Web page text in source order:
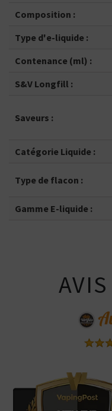
Composition :
Type d'e-liquide :
Contenance (ml) :
S&V Longfill :
Saveurs :
Catégorie Liquide :
Type de flacon :
Gamme E-liquide :